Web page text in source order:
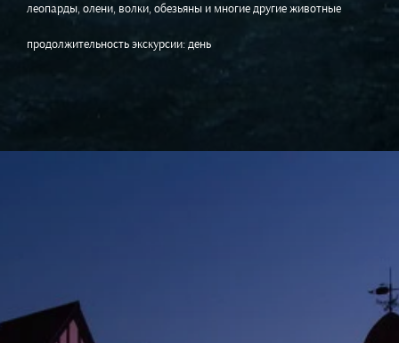
леопарды, олени, волки, обезьяны и многие другие животные
продолжительность экскурсии: день